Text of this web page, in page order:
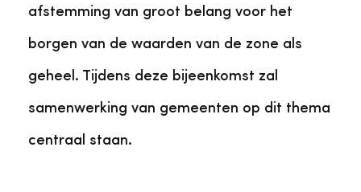
afstemming van groot belang voor het
borgen van de waarden van de zone als
geheel. Tijdens deze bijeenkomst zal
samenwerking van gemeenten op dit thema
centraal staan.